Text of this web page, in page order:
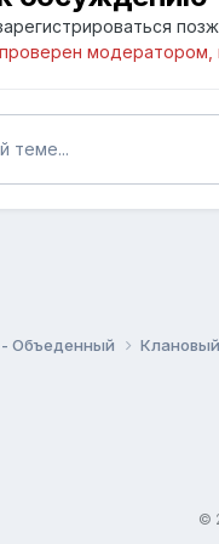
теме...
- Объеденный
©